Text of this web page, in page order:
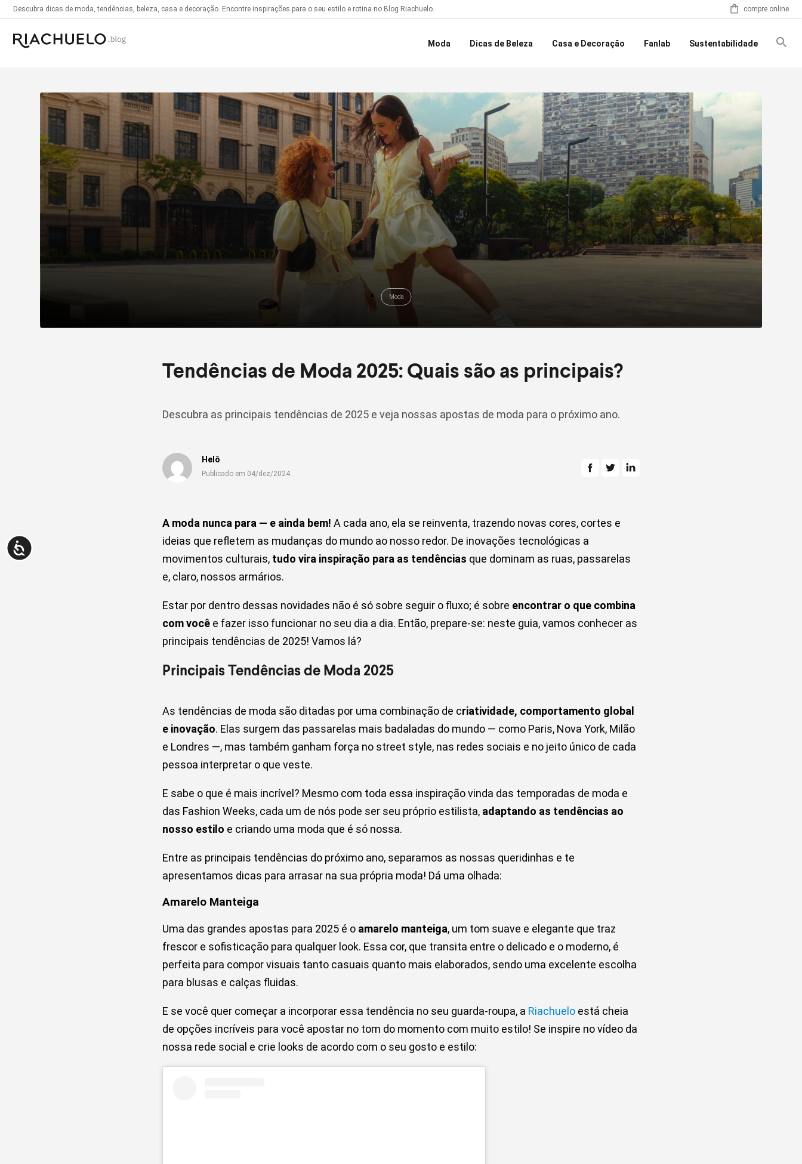
Descubra dicas de moda, tendências, beleza, casa e decoração. Encontre inspirações para o seu estilo e rotina no Blog Riachuelo. compre online
Moda Dicas de Beleza Casa e Decoração Fanlab Sustentabilidade
Moda
Tendências de Moda 2025: Quais são as principais?
Descubra as principais tendências de 2025 e veja nossas apostas de moda para o próximo ano.
Helô
Publicado em 04/dez/2024
A moda nunca para — e ainda bem! A cada ano, ela se reinventa, trazendo novas cores, cortes e
ideias que refletem as mudanças do mundo ao nosso redor. De inovações tecnológicas a
movimentos culturais, tudo vira inspiração para as tendências que dominam as ruas, passarelas
e, claro, nossos armários.
Estar por dentro dessas novidades não é só sobre seguir o fluxo; é sobre encontrar o que combina
com você e fazer isso funcionar no seu dia a dia. Então, prepare-se: neste guia, vamos conhecer as
principais tendências de 2025! Vamos lá?
Principais Tendências de Moda 2025
As tendências de moda são ditadas por uma combinação de criatividade, comportamento global
e inovação. Elas surgem das passarelas mais badaladas do mundo — como Paris, Nova York, Milão
e Londres —, mas também ganham força no street style, nas redes sociais e no jeito único de cada
pessoa interpretar o que veste.
E sabe o que é mais incrível? Mesmo com toda essa inspiração vinda das temporadas de moda e
das Fashion Weeks, cada um de nós pode ser seu próprio estilista, adaptando as tendências ao
nosso estilo e criando uma moda que é só nossa.
Entre as principais tendências do próximo ano, separamos as nossas queridinhas e te
apresentamos dicas para arrasar na sua própria moda! Dá uma olhada:
Amarelo Manteiga
Uma das grandes apostas para 2025 é o amarelo manteiga, um tom suave e elegante que traz
frescor e sofisticação para qualquer look. Essa cor, que transita entre o delicado e o moderno, é
perfeita para compor visuais tanto casuais quanto mais elaborados, sendo uma excelente escolha
para blusas e calças fluidas.
E se você quer começar a incorporar essa tendência no seu guarda-roupa, a Riachuelo está cheia
de opções incríveis para você apostar no tom do momento com muito estilo! Se inspire no vídeo da
nossa rede social e crie looks de acordo com o seu gosto e estilo: